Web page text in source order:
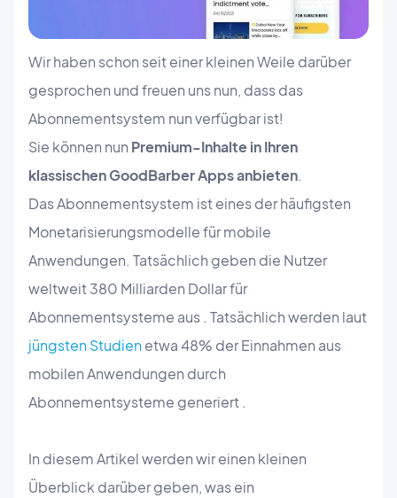
Wir haben schon seit einer kleinen Weile darüber
gesprochen und freuen uns nun, dass das
Abonnementsystem nunverfügbar ist!
Sie können nun Premium-Inhalte in Ihren
klassischen GoodBarber Apps anbieten.
DasAbonnementsystem isteines der häufigsten
Monetarisierungsmodelle für mobile
Anwendungen. Tatsächlich geben die Nutzer
weltweit 380 Milliarden Dollar für
Abonnementsysteme aus. Tatsächlich werden laut
jüngsten Studienetwa 48% der Einnahmen aus
mobilen Anwendungen durch
Abonnementsysteme generiert.
In diesem Artikel werden wir einen kleinen
Überblick darüber geben, was ein